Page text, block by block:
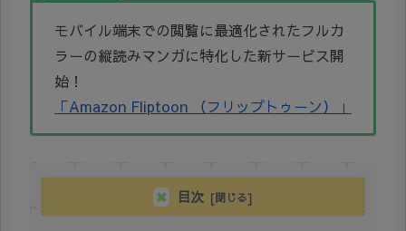
モバイル端末での閲覧に最適化されたフルカ
ラーの縦読みマンガに特化した新サービス開
始！
「Amazon Fliptoon （フリップトゥーン）」
目次